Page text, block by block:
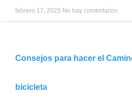
febrero 17, 2025 No hay comentarios
Consejos para hacer el
bicicleta